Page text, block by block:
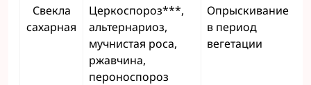
Свекла
сахарная
Церкоспороз***,
альтернариоз,
мучнистая роса,
ржавчина,
пероноспороз
Опрыскивание
в период
вегетации